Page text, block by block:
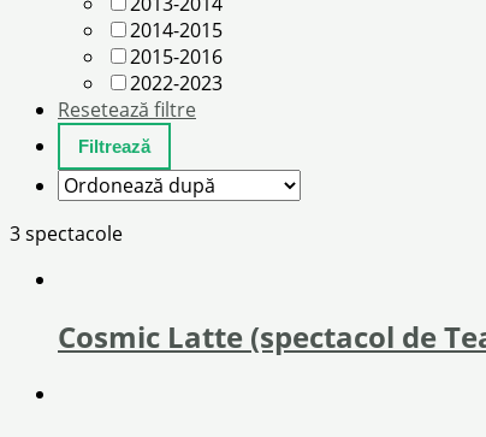
2014-2015
2015-2016
2022-2023
Resetează filtre
3 spectacole
Cosmic Latte (spectacol de